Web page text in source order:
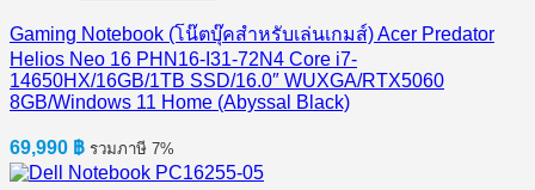
Gaming Notebook (โน๊ตบุ๊คสำหรับเล่นเกมส์) Acer Predator
Helios Neo 16 PHN16-I31-72N4 Core i7-
14650HX/16GB/1TB SSD/16.0″ WUXGA/RTX5060
8GB/Windows 11 Home (Abyssal Black)
69,990 ฿ รวมภาษี 7%